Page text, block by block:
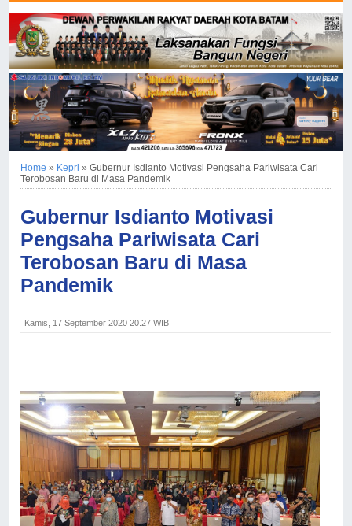
Home » Kepri »Gubernur Isdianto Motivasi Pengsaha Pariwisata Cari
Terobosan Baru di Masa Pandemik
Gubernur Isdianto Motivasi
Pengsaha Pariwisata Cari
Terobosan Baru di Masa
Pandemik
Kamis, 17 September 2020 20.27 WIB